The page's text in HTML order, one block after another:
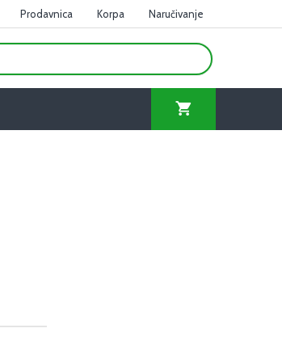
Prodavnica Korpa Naručivanje